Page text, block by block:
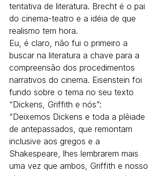
tentativa de literatura. Brecht é o pai
do cinema-teatro e a idéia de que
realismo tem hora.
Eu, é claro, não fui o primeiro a
buscar na literatura a chave para a
compreensão dos procedimentos
narrativos do cinema. Eisenstein foi
fundo sobre o tema no seu texto
“Dickens, Griffith e nós”:
“Deixemos Dickens e toda a plêiade
de antepassados, que remontam
inclusive aos gregos e a
Shakespeare, lhes lembrarem mais
uma vez que ambos, Griffith e nosso